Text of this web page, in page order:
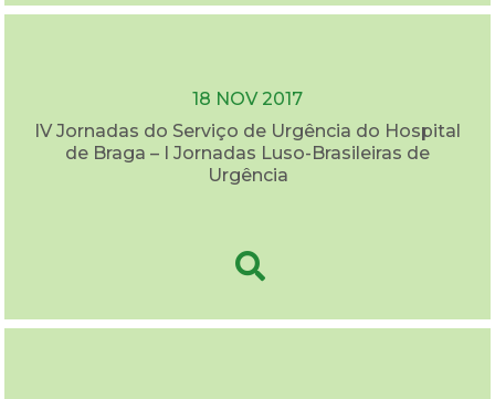
18 NOV 2017
IV Jornadas do Serviço de Urgência do Hospital
de Braga – I Jornadas Luso-Brasileiras de
Urgência